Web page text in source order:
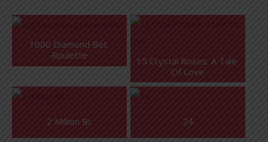
1000 Diamond Bet
Roulette
15 Crystal Roses: A Tale
Of Love
2 Million Bc 24